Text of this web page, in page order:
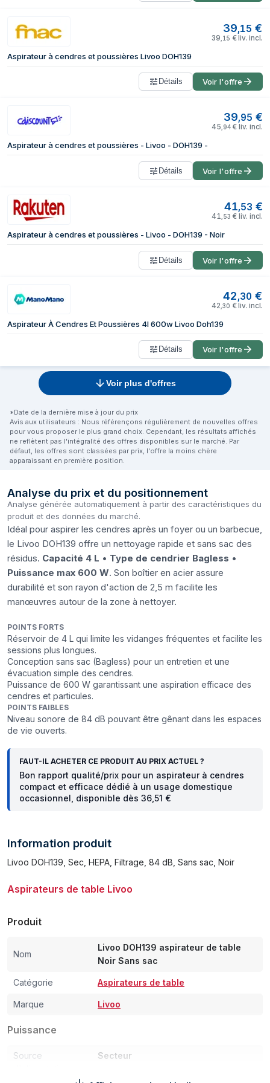
39,15 €
39 15 € liv. incl.
Aspirateur à cendres et poussières Livoo DOH139
Détails Voir l'offre
39,95 €
45 94 € liv. incl.
Aspirateur à cendres et poussières - Livoo - DOH139 -
Détails Voir l'offre
41,53 €
41 53 € liv. incl.
Aspirateur à cendres et poussières - Livoo - DOH139 - Noir
Détails Voir l'offre
42,30 €
42 30 € liv. incl.
Aspirateur À Cendres Et Poussières 4l 600w Livoo Doh139
Détails Voir l'offre
Voir plus d'offres
*Date de la dernière mise à jour du prix
Avis aux utilisateurs : Nous référençons régulièrement de nouvelles offres
pour vous proposer le plus grand choix. Cependant, les résultats affichés
ne reflètent pas l'intégralité des offres disponibles sur le marché. Par
défaut, les offres sont classées par prix, l'offre la moins chère
apparaissant en première position.
Analyse du prix et du positionnement
Analyse générée automatiquement à partir des caractéristiques du
produit et des données du marché.
Idéal pour aspirer les cendres après un foyer ou un barbecue,
le Livoo DOH139 offre un nettoyage rapide et sans sac des
résidus. Capacité 4 L • Type de cendrier Bagless •
Puissance max 600 W. Son boîtier en acier assure
durabilité et son rayon d'action de 2,5 m facilite les
manœuvres autour de la zone à nettoyer.
POINTS FORTS
Réservoir de 4 L qui limite les vidanges fréquentes et facilite les
sessions plus longues.
Conception sans sac (Bagless) pour un entretien et une
évacuation simple des cendres.
Puissance de 600 W garantissant une aspiration efficace des
cendres et particules.
POINTS FAIBLES
Niveau sonore de 84 dB pouvant être gênant dans les espaces
de vie ouverts.
FAUT-IL ACHETER CE PRODUIT AU PRIX ACTUEL ?
Bon rapport qualité/prix pour un aspirateur à cendres
compact et efficace dédié à un usage domestique
occasionnel, disponible dès 36,51 €
Information produit
Livoo DOH139, Sec, HEPA, Filtrage, 84 dB, Sans sac, Noir
Aspirateurs de table Livoo
Produit
Nom
Livoo DOH139 aspirateur de table
Noir Sans sac
Catégorie Aspirateurs de table
Marque Livoo
Puissance
Source
Secteur